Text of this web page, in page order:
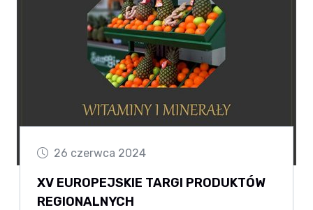
26 czerwca 2024
XV EUROPEJSKIE TARGI PRODUKTÓW
REGIONALNYCH